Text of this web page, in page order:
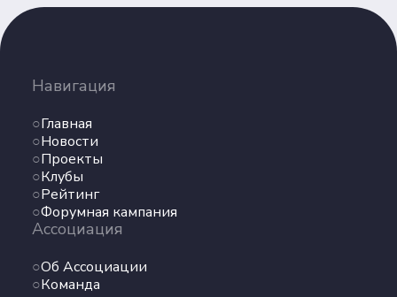
Навигация
Главная
Новости
Проекты
Клубы
Рейтинг
Форумная кампания
Ассоциация
Об Ассоциации
Команда
Политика обеспечения безопасности
сети
ВКонтакте
Max